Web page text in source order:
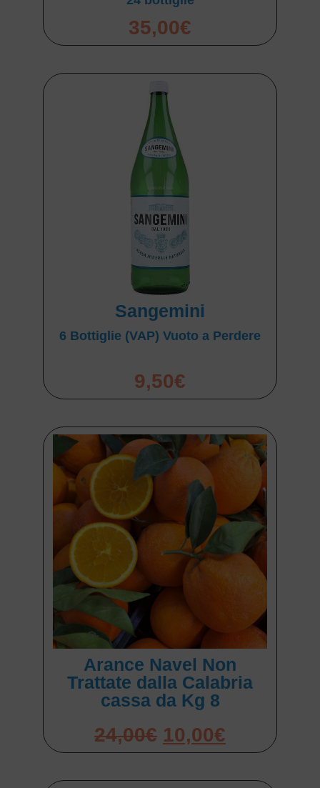
35,00€
Sangemini
6 Bottiglie (VAP) Vuoto a Perdere
9,50€
Arance Navel Non
Trattate dalla Calabria
cassa da Kg 8
24,00€ 10,00€